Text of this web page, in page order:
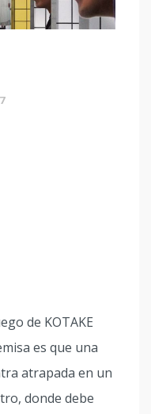
de KOTAKE
es que una
atrapada en un
donde debe